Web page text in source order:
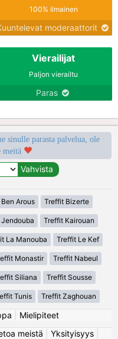
100% ilmainen
moderaattorit
Vierailijat
Paljon vierailtu
Paras
sinulle parasta palvelua, ole
meitä
Arous Treffit Bizerte
Treffit Kairouan
La Manouba Treffit Le Kef
Monastir Treffit Nabeul
Siliana Treffit Sousse
Tunis Treffit Zaghouan
Mielipiteet
meistä Yksityisyys|